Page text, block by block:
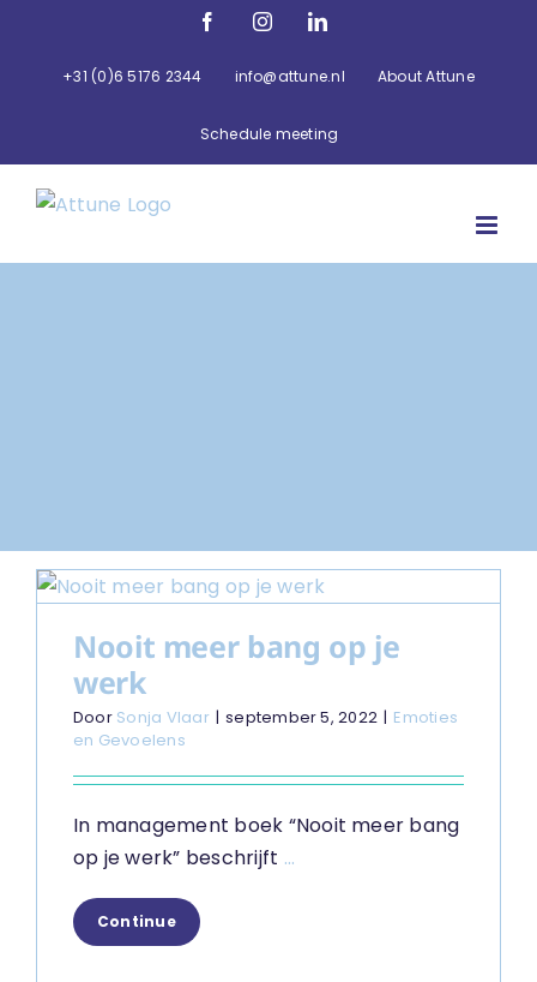
FacebookInstagramLinkedIn
+31 (0)6 5176 2344 info@attune.nl About Attune
Schedule meeting
Nooit meer bang op je
werk
Door Sonja Vlaar | september 5, 2022 | Emoties
en Gevoelens
In management boek “Nooit meer bang
op je werk” beschrijft ...
Continue